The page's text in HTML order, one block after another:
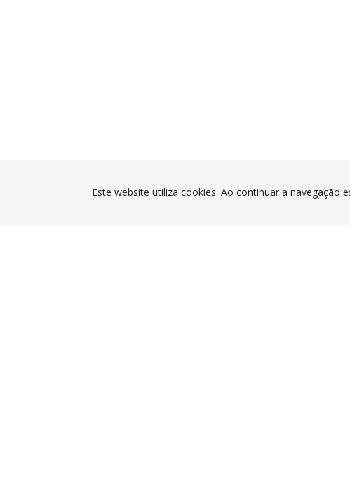
Este website utiliza cookies. Ao continuar a navegação